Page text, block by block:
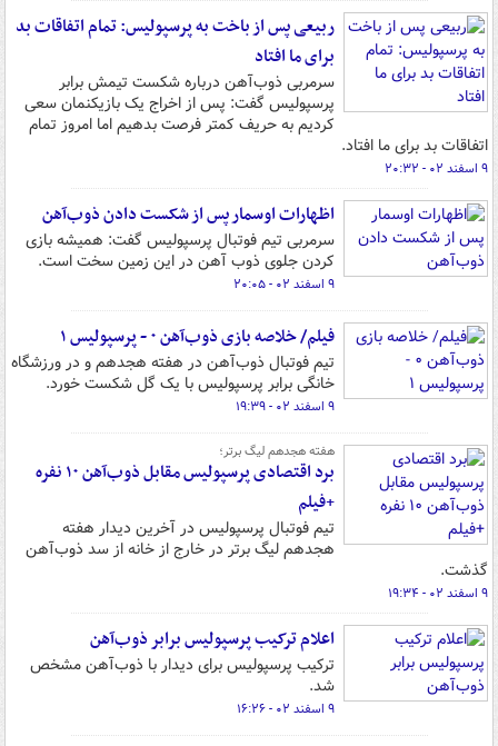
ربیعی پس از باخت به پرسپولیس: تمام اتفاقات بد
برای ما افتاد
سرمربی ذوب‌آهن درباره شکست تیمش برابر
پرسپولیس گفت: پس از اخراج یک بازیکنمان سعی
کردیم به حریف کمتر فرصت بدهیم اما امروز تمام
اتفاقات بد برای ما افتاد.
۹ اسفند ۰۲ - ۲۰:۳۲
اظهارات اوسمار پس از شکست دادن ذوب‌آهن
سرمربی تیم فوتبال پرسپولیس گفت: همیشه بازی
کردن جلوی ذوب آهن در این زمین سخت است.
۹ اسفند ۰۲ - ۲۰:۰۵
فیلم/ خلاصه بازی ذوب‌آهن ۰ - پرسپولیس ۱
تیم فوتبال ذوب‌آهن در هفته هجدهم و در ورزشگاه
خانگی برابر پرسپولیس با یک گل شکست خورد.
۹ اسفند ۰۲ - ۱۹:۳۹
هفته هجدهم لیگ برتر؛
برد اقتصادی پرسپولیس مقابل ذوب‌آهن ۱۰ نفره
+فیلم
تیم فوتبال پرسپولیس در آخرین دیدار هفته
هجدهم لیگ برتر در خارج از خانه از سد ذوب‌آهن
گذشت.
۹ اسفند ۰۲ - ۱۹:۳۴
اعلام ترکیب پرسپولیس برابر ذوب‌آهن
ترکیب پرسپولیس برای دیدار با ذوب‌آهن مشخص
شد.
۹ اسفند ۰۲ - ۱۶:۲۶